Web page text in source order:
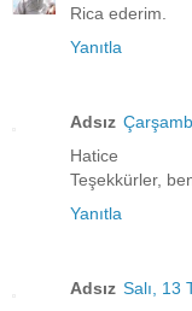
Rica ederim.
Yanıtla
Adsız
Hatice
Teşekkürler,
Yanıtla
Adsız Salı, 13